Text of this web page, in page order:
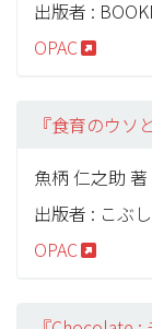
出版者 :
OPAC
『食育のウソ
魚柄 仁之助 著
出版者 : こぶ
OPAC